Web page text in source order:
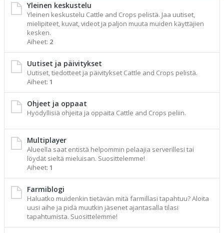
Yleinen keskustelu
Yleinen keskustelu Cattle and Crops pelistä. Jaa uutiset,
mielipiteet, kuvat, videot ja paljon muuta muiden käyttäjien
kesken.
Aiheet: 2
Uutiset ja päivitykset
Uutiset, tiedotteet ja päivitykset Cattle and Crops pelistä.
Aiheet: 1
Ohjeet ja oppaat
Hyödyllisiä ohjeita ja oppaita Cattle and Crops peliin.
Multiplayer
Alueella saat entistä helpommin pelaajia serverillesi tai
löydät sieltä mieluisan. Suosittelemme!
Aiheet: 1
Farmiblogi
Haluatko muidenkin tietävän mitä farmillasi tapahtuu? Aloita
uusi aihe ja pidä muutkin jäsenet ajantasalla tilasi
tapahtumista. Suosittelemme!